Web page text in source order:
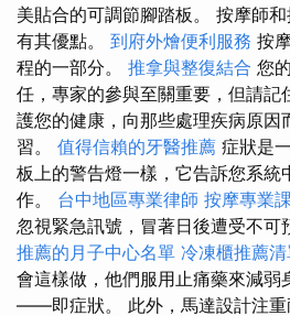
美貼合的可調節腳踏板。 按摩師
有其優點。 到府外燴便利服務 按
程的一部分。 推拿與整復結合 您
任，專家的參與至關重要，但請記
護您的健康，向那些處理疾病原因
習。 值得信賴的牙醫推薦 症狀是
板上的警告燈一樣，它告訴您系統
作。 台中地區專業律師 按摩專業
忽視緊急訊號，冒著日後遭受不可
推薦的月子中心名單 冷凍櫃推薦
會這樣做，他們服用止痛藥來減弱
——即症狀。 此外，馬達設計注重